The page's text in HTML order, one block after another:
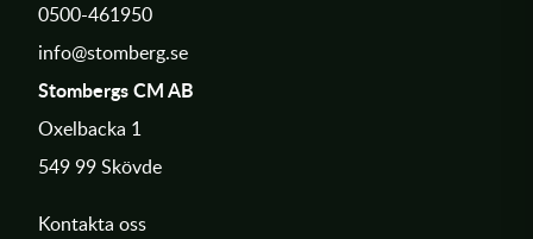
0500-461950
info@stomberg.se
Stombergs CM AB
Oxelbacka 1
549 99 Skövde
Kontakta oss